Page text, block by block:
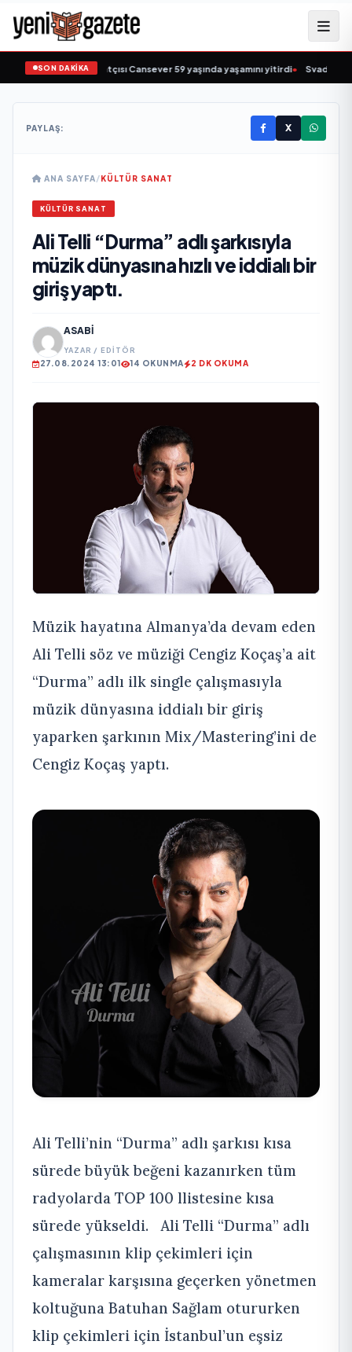
SON DAKİKA
sevilen sanatçısı Cansever 59 yaşında yaşamını yitirdi• Svadba
PAYLAŞ: X
ANA SAYFA/KÜLTÜR SANAT
KÜLTÜR SANAT
Ali Telli “Durma” adlı şarkısıyla
müzik dünyasına hızlı ve iddialı bir
giriş yaptı.
ASABI
YAZAR / EDITÖR
27.08.2024 13:01 14 OKUNMA 2 DK OKUMA
Müzik hayatına Almanya’da devam eden
Ali Telli söz ve müziği Cengiz Koçaş’a ait
“Durma” adlı ilk single çalışmasıyla
müzik dünyasına iddialı bir giriş
yaparken şarkının Mix/Mastering’ini de
Cengiz Koçaş yaptı.
Ali Telli’nin “Durma” adlı şarkısı kısa
sürede büyük beğeni kazanırken tüm
radyolarda TOP 100 llistesine kısa
sürede yükseldi. Ali Telli “Durma” adlı
çalışmasının klip çekimleri için
kameralar karşısına geçerken yönetmen
koltuğuna Batuhan Sağlam otururken
klip çekimleri için İstanbul’un eşsiz